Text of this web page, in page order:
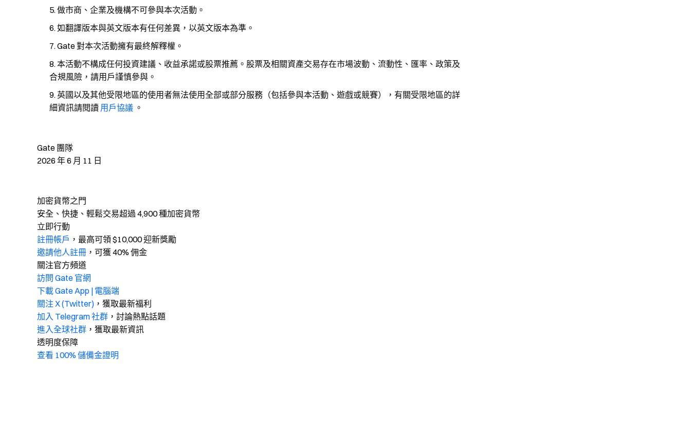
做市商、企業及機構不可參與本次活動。
如翻譯版本與英文版本有任何差異，以英文版本為準。
Gate 對本次活動擁有最終解釋權。
本活動不構成任何投資建議、收益承諾或股票推薦。股票及相關資產交易存在市場波動、流動性、匯率、政策及
合規風險，請用戶謹慎參與。
英國以及其他受限地區的使用者無法使用全部或部分服務（包括參與本活動、遊戲或競賽），有關受限地區的詳
細資訊請閱讀 用戶協議 。
Gate 團隊
2026 年 6 月 11 日
加密貨幣之門
安全、快捷、輕鬆交易超過 4,900 種加密貨幣
立即行動
註冊帳戶 ，最高可領 $10,000 迎新獎勵
邀請他人註冊 ，可獲 40% 佣金
關注官方頻道
訪問 Gate 官網
下載 Gate App | 電腦端
關注 X (Twitter) ，獲取最新福利
加入 Telegram 社群 ，討論熱點話題
進入全球社群 ，獲取最新資訊
透明度保障
查看 100% 儲備金證明